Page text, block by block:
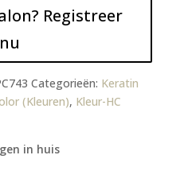
Registreer
nu
Categorieën: Keratin
(Kleuren), Kleur-HC
in huis